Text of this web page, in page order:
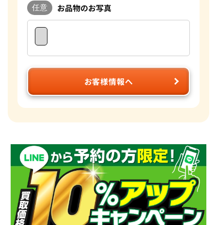
任意 お品物のお写真
お客様情報へ